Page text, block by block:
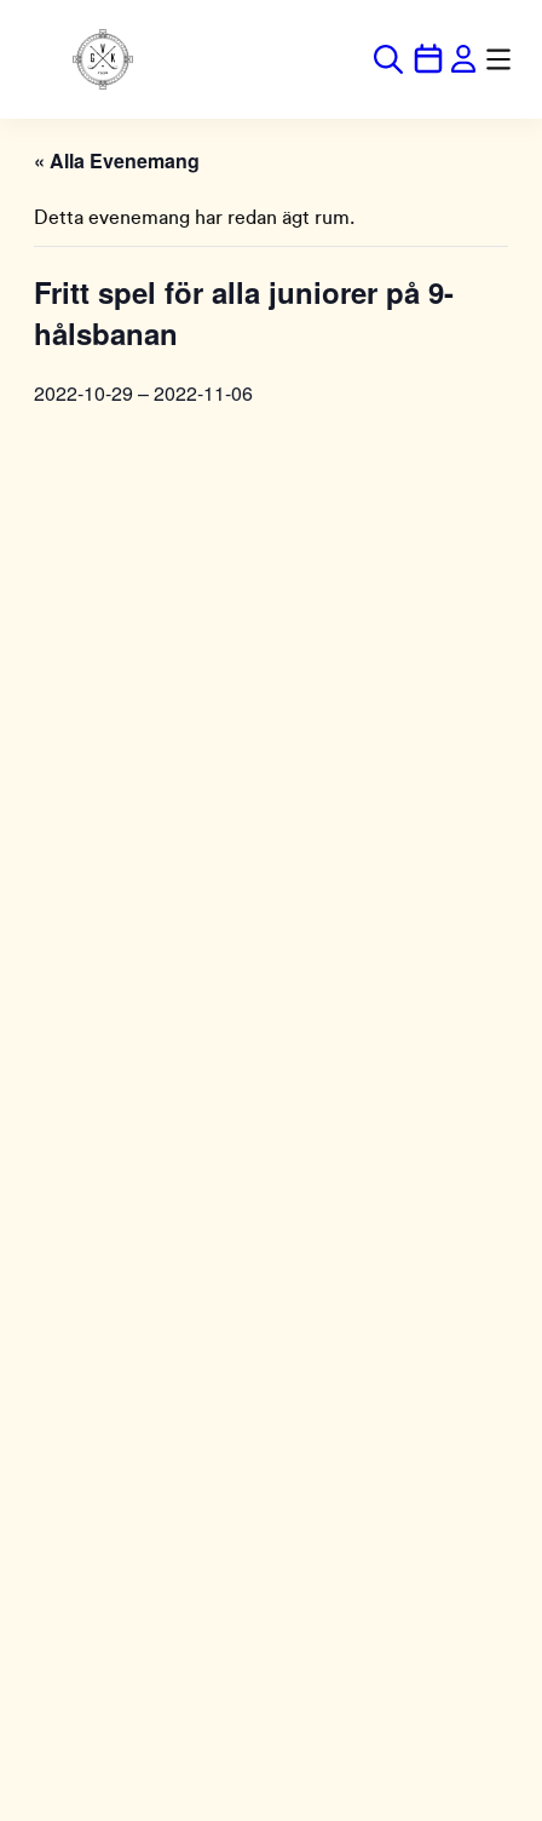
« Alla Evenemang
Detta evenemang har redan ägt rum.
Fritt spel för alla juniorer på 9-
hålsbanan
2022-10-29 –2022-11-06